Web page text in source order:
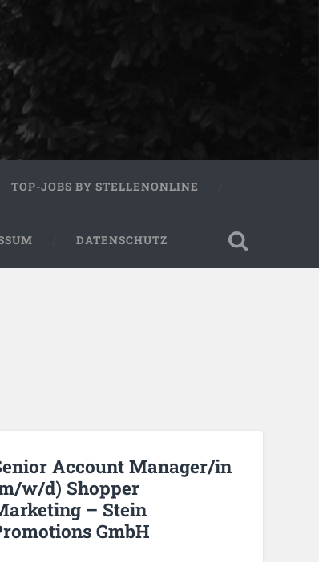
TOP-JOBS BY STELLENONLINE
DATENSCHUTZ
Account Manager/in
w/d) Shopper
– Stein
GmbH